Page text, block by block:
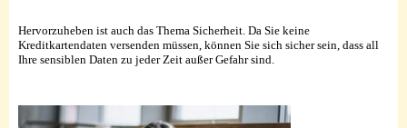
Hervorzuheben ist auch das Thema Sicherheit. Da Sie keine
Kreditkartendaten versenden müssen, können Sie sich sicher sein, dass all
Ihre sensiblen Daten zu jeder Zeit außer Gefahr sind.